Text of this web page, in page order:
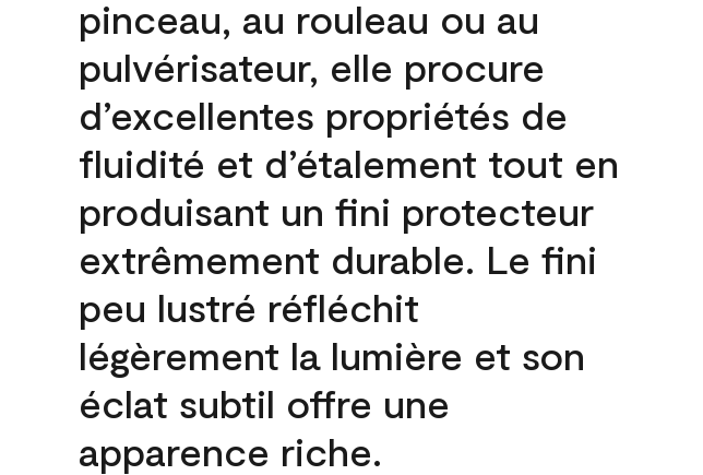
pinceau, au rouleau ou au
pulvérisateur, elle procure
d’excellentes propriétés de
fluidité et d’étalement tout en
produisant un fini protecteur
extrêmement durable. Le fini
peu lustré réfléchit
légèrement la lumière et son
éclat subtil offre une
apparence riche.